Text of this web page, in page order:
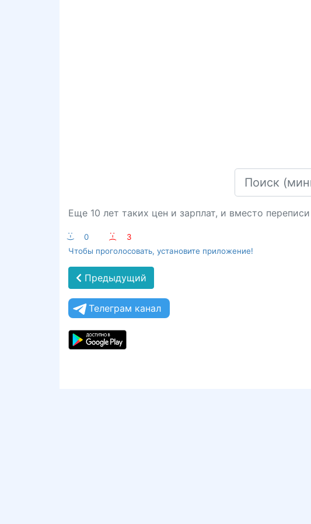
Еще 10 лет таких цен и зарплат, и вместо
:-) 0 :-(
3
Чтобы проголосовать, установите приложение!
Предыдущий
Телеграм канал